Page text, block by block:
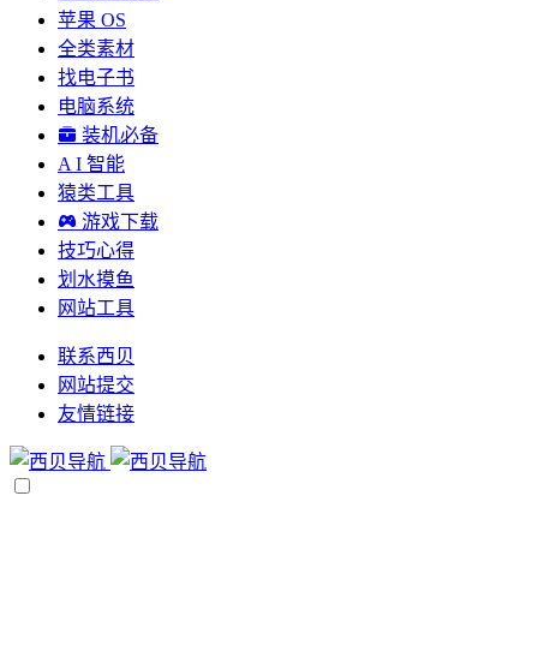
苹果 OS
全类素材
找电子书
电脑系统
装机必备
A I 智能
猿类工具
游戏下载
技巧心得
划水摸鱼
网站工具
联系西贝
网站提交
友情链接